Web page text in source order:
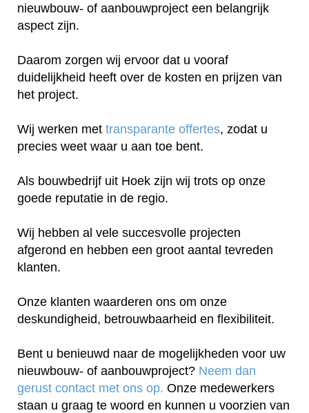
nieuwbouw- of aanbouwproject een belangrijk
aspect zijn.
Daarom zorgen wij ervoor dat u vooraf
duidelijkheid heeft over de kosten en prijzen van
het project.
Wij werken met transparante offertes, zodat u
precies weet waar u aan toe bent.
Als bouwbedrijf uit Hoek zijn wij trots op onze
goede reputatie in de regio.
Wij hebben al vele succesvolle projecten
afgerond en hebben een groot aantal tevreden
klanten.
Onze klanten waarderen ons om onze
deskundigheid, betrouwbaarheid en flexibiliteit.
Bent u benieuwd naar de mogelijkheden voor uw
nieuwbouw- of aanbouwproject? Neem dan
gerust contact met ons op. Onze medewerkers
staan u graag te woord en kunnen u voorzien van